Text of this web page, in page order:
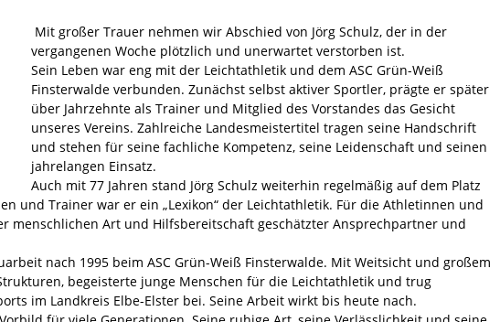
Mit großer Trauer nehmen wir Abschied von Jörg Schulz, der in der
vergangenen Woche plötzlich und unerwartet verstorben ist.
Sein Leben war eng mit der Leichtathletik und dem ASC Grün-Weiß
Finsterwalde verbunden. Zunächst selbst aktiver Sportler, prägte er später
über Jahrzehnte als Trainer und Mitglied des Vorstandes das Gesicht
unseres Vereins. Zahlreiche Landesmeistertitel tragen seine Handschrift
und stehen für seine fachliche Kompetenz, seine Leidenschaft und seinen
jahrelangen Einsatz.
Auch mit 77 Jahren stand Jörg Schulz weiterhin regelmäßig auf dem Platz
und Trainer war er ein „Lexikon“ der Leichtathletik. Für die Athletinnen und
menschlichen Art und Hilfsbereitschaft geschätzter Ansprechpartner und
nach 1995 beim ASC Grün-Weiß Finsterwalde. Mit Weitsicht und großem
begeisterte junge Menschen für die Leichtathletik und trug
im Landkreis Elbe-Elster bei. Seine Arbeit wirkt bis heute nach.